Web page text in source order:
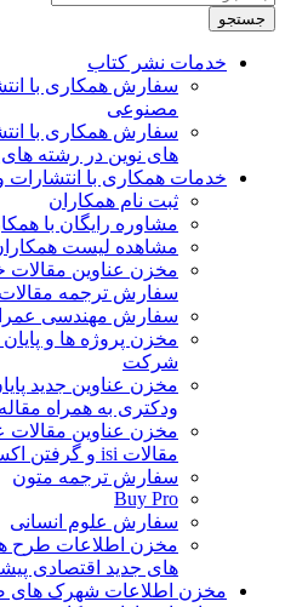
جستجو
خدمات نشر کتاب
سفارش همکاری با
مصنوعی
سفارش همکاری با
های نوین در رشته
خدمات همکاری با
ثبت نام همکاران
مشاوره رایگان با
مشاهده لیست
مخزن عناوین مقالات
سفارش ترجمه
سفارش مهندسی
مخزن پروژه ها و
شرکت
مخزن عناوین جدید
ودکتری به همراه
مخزن عناوین
مقالات isi و گرفتن اکسپت
سفارش ترجمه متون
Buy Pro
سفارش علوم انسانی
مخزن اطلاعات طرح
های جدید اقتصادی
مخزن اطلاعات شهرک های